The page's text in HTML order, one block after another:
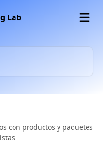
con productos y paquetes